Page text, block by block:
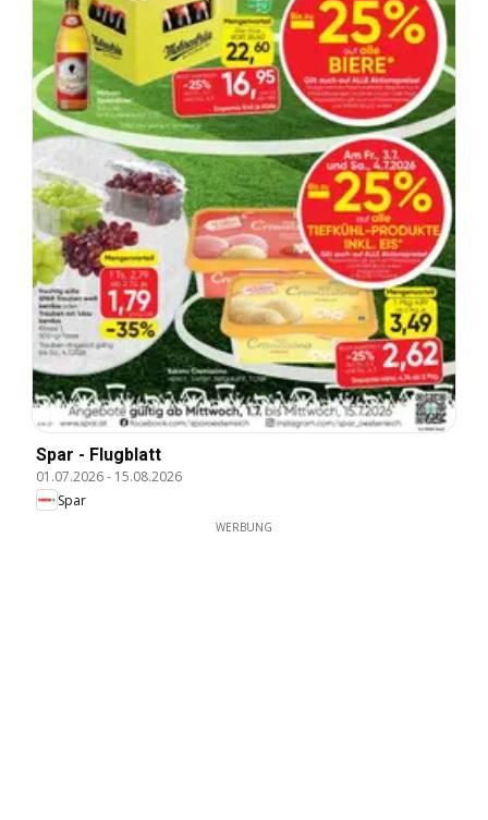
Spar - Flugblatt
01.07.2026- 15.08.2026
Spar
WERBUNG